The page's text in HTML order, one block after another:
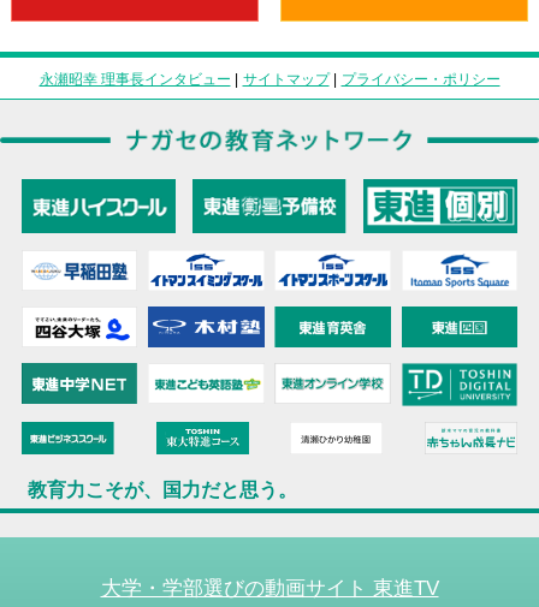
永瀬昭幸 理事長インタビュー | サイトマップ| プライバシー・ポリシー
教育力こそが、国力だと思う。
大学・学部選びの動画サイト 東進TV